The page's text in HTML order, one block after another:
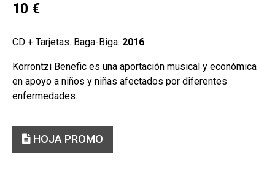
10 €
CD + Tarjetas. Baga-Biga. 2016
Korrontzi Benefic es una aportación musical y económica
en apoyo a niños y niñas afectados por diferentes
enfermedades.
HOJA PROMO